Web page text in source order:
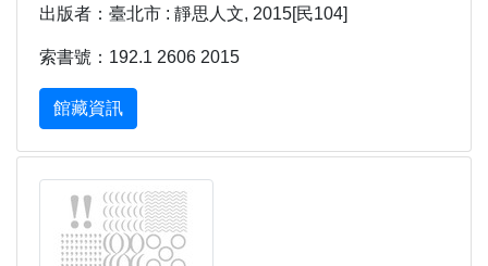
出版者：臺北市 : 靜思人文, 2015[民104]
索書號：192.1 2606 2015
館藏資訊